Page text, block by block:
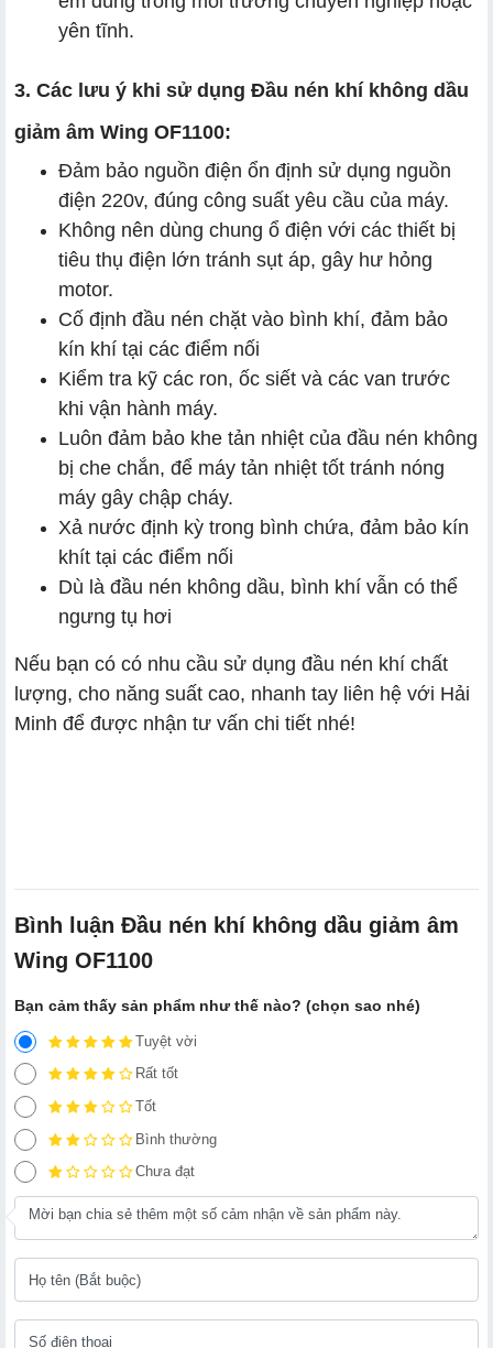
yên tĩnh.
3. Các lưu ý khi sử dụng Đầu nén khí không dầu
giảm âm Wing OF1100:
Đảm bảo nguồn điện ổn định sử dụng nguồn
điện 220v, đúng công suất yêu cầu của máy.
Không nên dùng chung ổ điện với các thiết bị
tiêu thụ điện lớn tránh sụt áp, gây hư hỏng
motor.
Cố định đầu nén chặt vào bình khí, đảm bảo
kín khí tại các điểm nối
Kiểm tra kỹ các ron, ốc siết và các van trước
khi vận hành máy.
Luôn đảm bảo khe tản nhiệt của đầu nén không
bị che chắn, để máy tản nhiệt tốt tránh nóng
máy gây chập cháy.
Xả nước định kỳ trong bình chứa, đảm bảo kín
khít tại các điểm nối
Dù là đầu nén không dầu, bình khí vẫn có thể
ngưng tụ hơi
Nếu bạn có có nhu cầu sử dụng đầu nén khí chất
lượng, cho năng suất cao, nhanh tay liên hệ với Hải
Minh để được nhận tư vấn chi tiết nhé!
Bình luận Đầu nén khí không dầu giảm âm
Wing OF1100
Bạn cảm thấy sản phẩm như thế nào? (chọn sao nhé)
Tuyệt vời
Rất tốt
Tốt
Bình thường
Chưa đạt